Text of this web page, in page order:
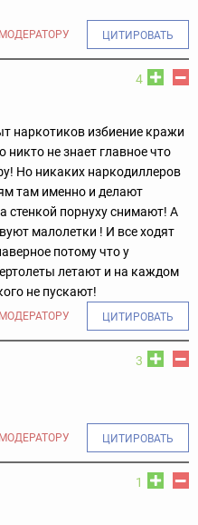
ЦИТИРОВАТЬ
4
наркотиков избиение кражи
никто не знает главное что
Но никаких наркодиллеров
там именно и делают
стенкой порнуху снимают! А
малолетки ! И все ходят
потому что у
летают и на каждом
не пускают!
ЦИТИРОВАТЬ
3
ЦИТИРОВАТЬ
1